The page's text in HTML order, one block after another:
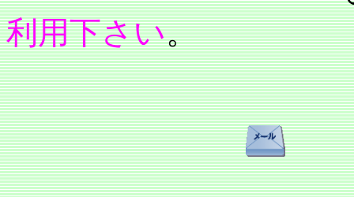
利用下さい。